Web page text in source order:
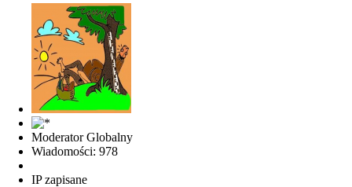
Moderator Globalny
Wiadomości: 978
IP zapisane